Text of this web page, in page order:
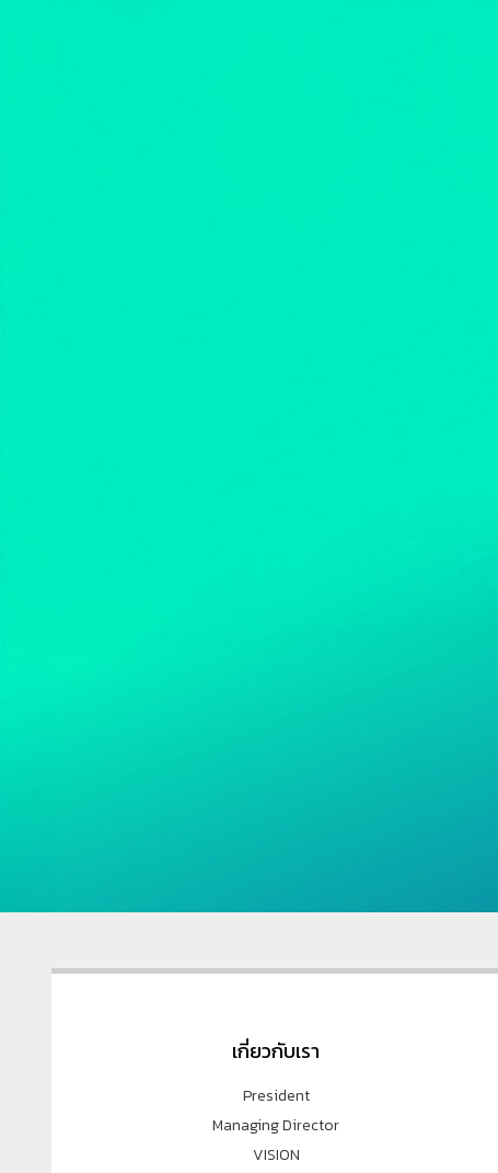
เกี่ยวกับเรา
President
Managing Director
VISION